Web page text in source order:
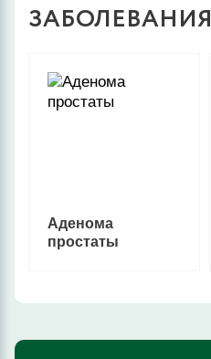
ЗАБОЛЕВАНИЯ
Аденома
простаты